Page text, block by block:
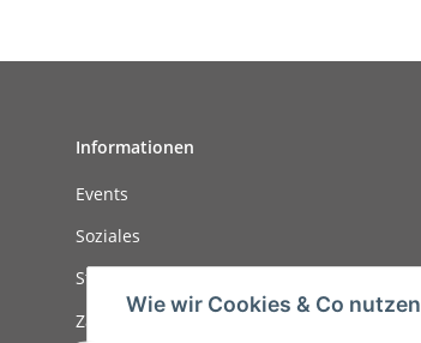
Informationen
Events
Soziales
Stellenanzeigen
Zahlungsmöglichkeiten
Wie wir Cookies & Co nutzen